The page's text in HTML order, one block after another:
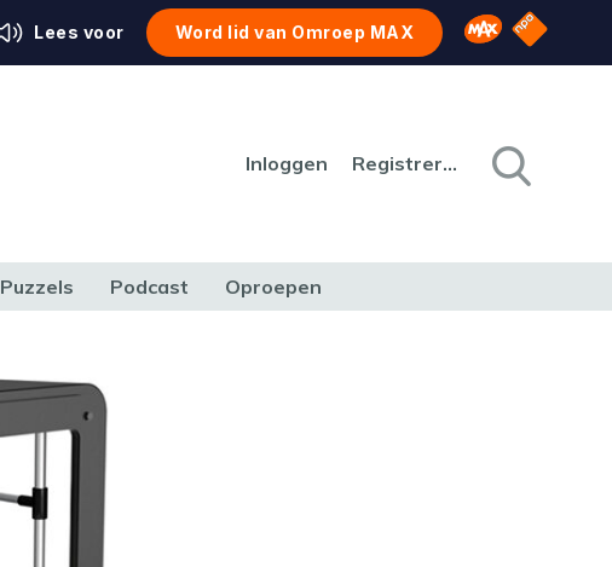
Lees voor Word lid van Omroep MAX Omroep MAX
NPO
Inloggen Registreren
Puzzels Podcast Oproepen